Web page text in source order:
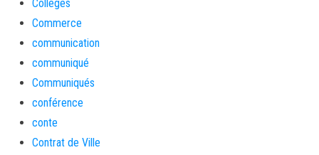
Collèges
Commerce
communication
communiqué
Communiqués
conférence
conte
Contrat de Ville